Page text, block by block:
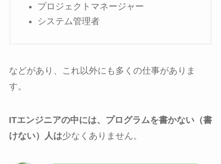
プロジェクトマネージャー
システム管理者
などがあり、これ以外にも多くの仕事がありま
す。
ITエンジニアの中には、プログラムを書かない（書
けない）人は少なくありません。